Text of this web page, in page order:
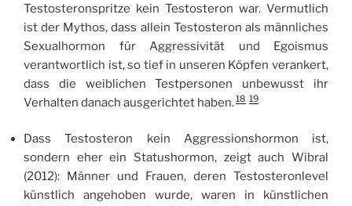
Testosteronspritze kein Testosteron war. Vermutlich
ist der Mythos, dass allein Testosteron als männliches
Sexualhormon für Aggressivität und Egoismus
verantwortlich ist, so tief in unseren Köpfen verankert,
dass die weiblichen Testpersonen unbewusst ihr
Verhalten danach ausgerichtet haben.18 19
Dass Testosteron kein Aggressionshormon ist,
sondern eher ein Statushormon, zeigt auch Wibral
(2012): Männer und Frauen, deren Testosteronlevel
künstlich angehoben wurde, waren in künstlichen